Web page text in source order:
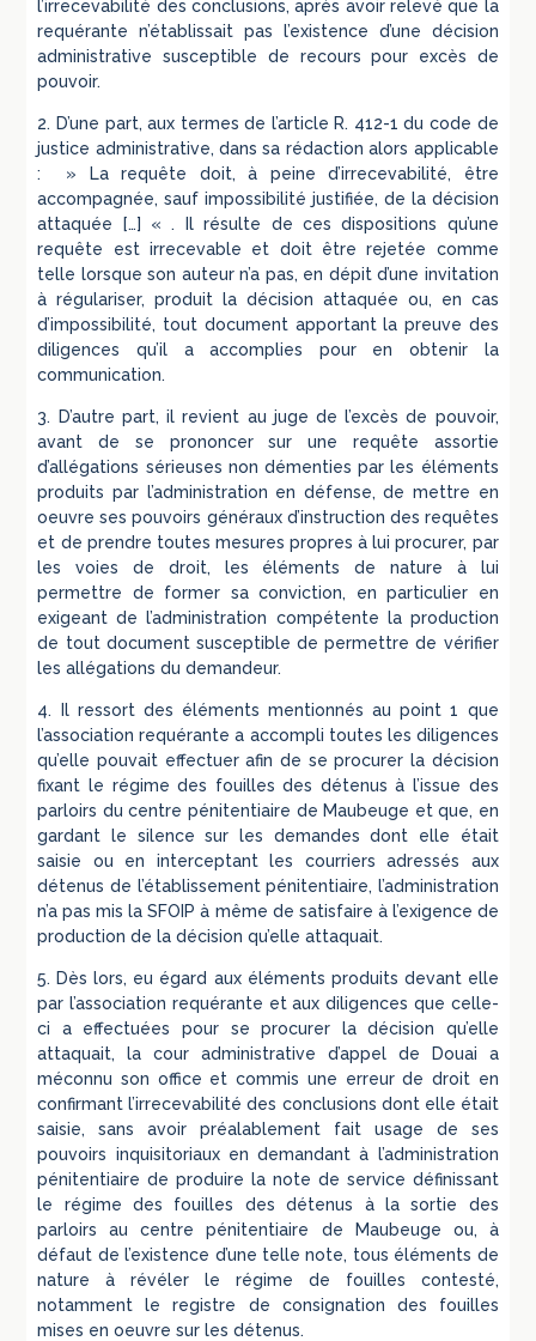
l’irrecevabilité des conclusions, après avoir relevé que la
requérante n’établissait pas l’existence d’une décision
administrative susceptible de recours pour excès de
pouvoir.
2. D’une part, aux termes de l’article R. 412-1 du code de
justice administrative, dans sa rédaction alors applicable
: » La requête doit, à peine d’irrecevabilité, être
accompagnée, sauf impossibilité justifiée, de la décision
attaquée […] « . Il résulte de ces dispositions qu’une
requête est irrecevable et doit être rejetée comme
telle lorsque son auteur n’a pas, en dépit d’une invitation
à régulariser, produit la décision attaquée ou, en cas
d’impossibilité, tout document apportant la preuve des
diligences qu’il a accomplies pour en obtenir la
communication.
3. D’autre part, il revient au juge de l’excès de pouvoir,
avant de se prononcer sur une requête assortie
d’allégations sérieuses non démenties par les éléments
produits par l’administration en défense, de mettre en
oeuvre ses pouvoirs généraux d’instruction des requêtes
et de prendre toutes mesures propres à lui procurer, par
les voies de droit, les éléments de nature à lui
permettre de former sa conviction, en particulier en
exigeant de l’administration compétente la production
de tout document susceptible de permettre de vérifier
les allégations du demandeur.
4. Il ressort des éléments mentionnés au point 1 que
l’association requérante a accompli toutes les diligences
qu’elle pouvait effectuer afin de se procurer la décision
fixant le régime des fouilles des détenus à l’issue des
parloirs du centre pénitentiaire de Maubeuge et que, en
gardant le silence sur les demandes dont elle était
saisie ou en interceptant les courriers adressés aux
détenus de l’établissement pénitentiaire, l’administration
n’a pas mis la SFOIP à même de satisfaire à l’exigence de
production de la décision qu’elle attaquait.
5. Dès lors, eu égard aux éléments produits devant elle
par l’association requérante et aux diligences que celle-
ci a effectuées pour se procurer la décision qu’elle
attaquait, la cour administrative d’appel de Douai a
méconnu son office et commis une erreur de droit en
confirmant l’irrecevabilité des conclusions dont elle était
saisie, sans avoir préalablement fait usage de ses
pouvoirs inquisitoriaux en demandant à l’administration
pénitentiaire de produire la note de service définissant
le régime des fouilles des détenus à la sortie des
parloirs au centre pénitentiaire de Maubeuge ou, à
défaut de l’existence d’une telle note, tous éléments de
nature à révéler le régime de fouilles contesté,
notamment le registre de consignation des fouilles
mises en oeuvre sur les détenus.